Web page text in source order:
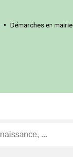
• Démarches en mairie